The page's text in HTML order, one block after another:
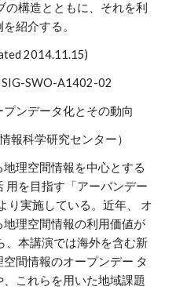
構造とともに、それを利
紹介する。
2014.11.15)
SWO-A1402-02
ンデータ化とその動向
報科学研究センター）
理空間情報を中心とする
用を目指す「アーバンデー
り実施している。近年、 オ
理空間情報の利用価値が
、本講演では海外を含む新
間情報のオープンデー タ
これらを用いた地域課題